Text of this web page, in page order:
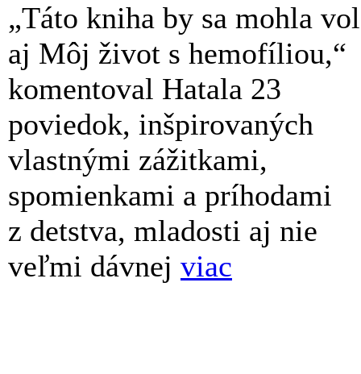
„Táto kniha by sa mohla
aj Môj život s hemofíliou,“
komentoval Hatala 23
poviedok, inšpirovaných
vlastnými zážitkami,
spomienkami a príhodami
z detstva, mladosti aj nie
veľmi dávnej viac